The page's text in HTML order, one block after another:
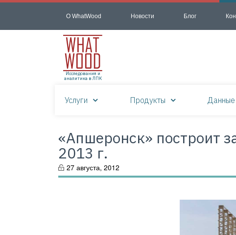
О WhatWood Новости Блог
Исследования и
аналитика в ЛПК
Услуги Продукты Данные
«Апшеронск» построит
2013 г.
27 августа, 2012